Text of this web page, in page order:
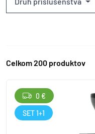
Celkom 200 produktov
0 €
SET 1+1